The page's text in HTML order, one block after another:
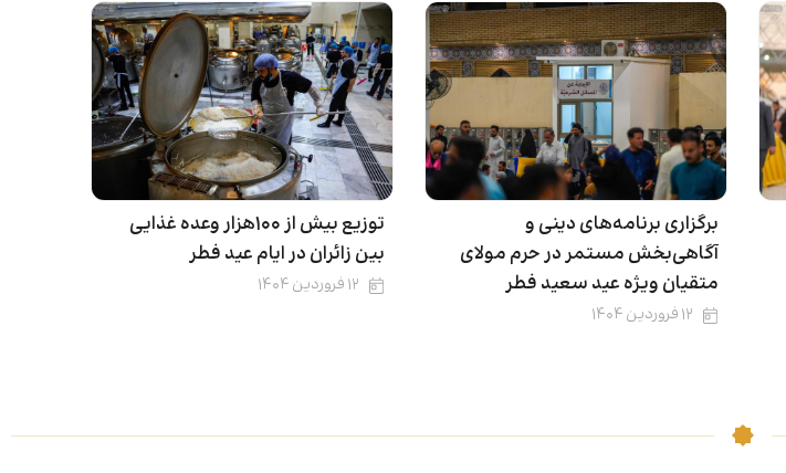
برگزاری برنامه‌های دینی و
آگاهی‌بخش مستمر در حرم مولای
متقیان ویژه عید سعید فطر
۱۲ فروردین ۱۴۰۴
توزیع بیش از ۱۰۰هزار وعده غذایی
بین زائران در ایام عید فطر
۱۲ فروردین ۱۴۰۴